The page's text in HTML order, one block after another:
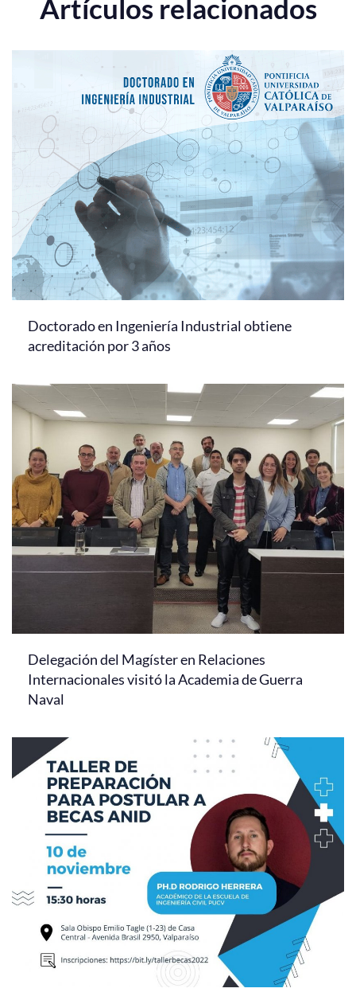
Artículos relacionados
Doctorado en Ingeniería Industrial obtiene
acreditación por 3 años
Delegación del Magíster en Relaciones
Internacionales visitó la Academia de Guerra
Naval